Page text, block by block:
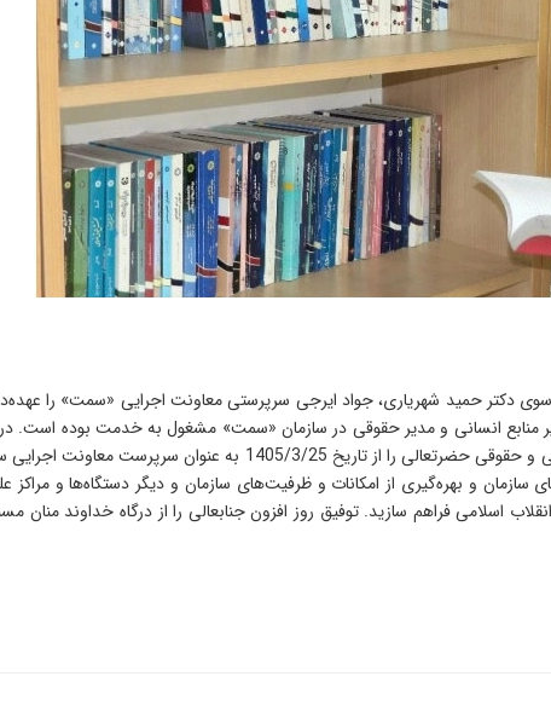
دکتر حمید شهریاری، جواد ایرجی سرپرستی معاونت اجرایی «سمت» را
منابع انسانی و مدیر حقوقی در سازمان «سمت» مشغول به خدمت بوده است.
به شایستگی های علمی، تعهد و برخورداری از تجارب ارزنده در حوزه های اجرایی، اداری و مالی و
و بهره‌گیری از امکانات و ظرفیت‌های سازمان و دیگر دستگاه‌ها و مراکز
اسلامی فراهم سازید. توفیق روز افزون جنابعالی را از درگاه خداوند منان